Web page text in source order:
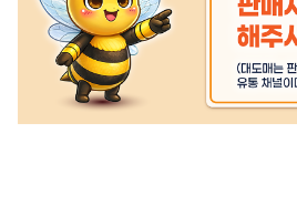
제조국 또는 원산지 상품 상세설명 참조
제조자/수입자
관련 연락처 상품 상세설명 참조